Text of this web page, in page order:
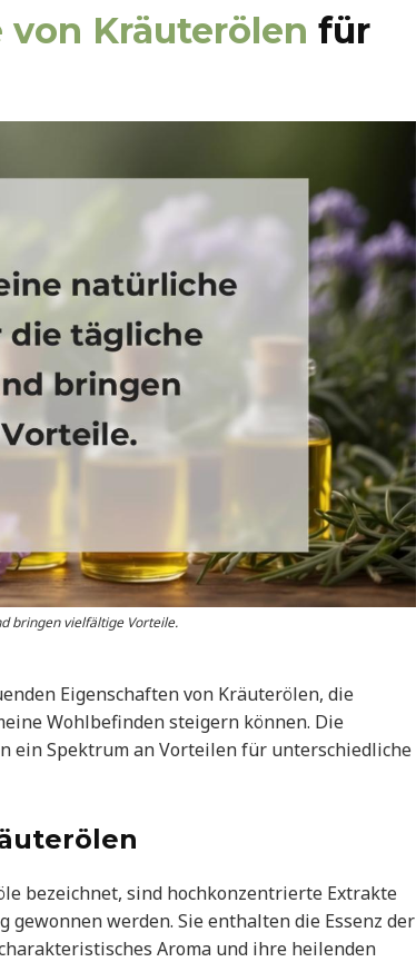
von Kräuterölen für
bringen vielfältige Vorteile.
Eigenschaften von Kräuterölen, die
Wohlbefinden steigern können. Die
ein Spektrum an Vorteilen für unterschiedliche
bezeichnet, sind hochkonzentrierte Extrakte
werden. Sie enthalten die Essenz der
Aroma und ihre heilenden